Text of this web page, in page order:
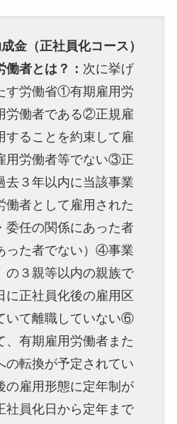
金（正社員化コース）
者とは？： 次に挙げ
労働省①有期雇用労
労働者である②正規雇
することを約束して雇
用労働者等でない③正
去３年以内に当該事業
働者として雇用された
委任の関係にあった者
った者でない）④事業
の３親等以内の親族で
正社員化後の雇用区
いて離職していない⑥
、有期雇用労働者また
の転換が予定されてい
雇用形態に定年制が
社員化日から定年まで